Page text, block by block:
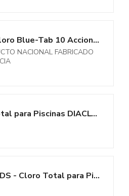
Tamar Cloro Blue-Tab 10 Acciones,Tableta 200 gr, disolución lenta,...
NACIONAL FABRICADO
Cloro Total para Piscinas DIACLOR PS 10 Efectos 3 KG - 30 Pastillas de...
Pack 2 UDS - Cloro Total para Piscinas DIACLOR PS 10 Efectos 10 KG (2x5 KG)...